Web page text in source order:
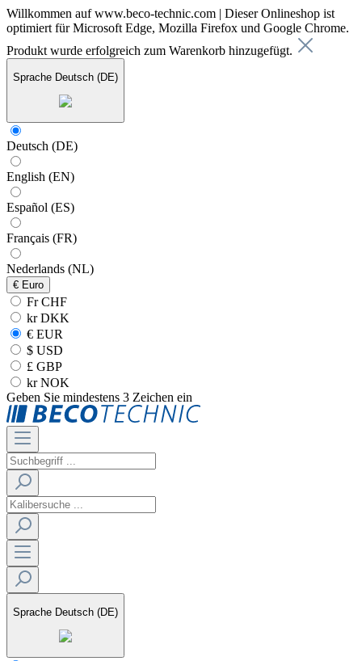
Willkommen auf www.beco-technic.com | Dieser Onlineshop ist
optimiert für Microsoft Edge, Mozilla Firefox und Google Chrome.
Produkt wurde erfolgreich zum Warenkorb hinzugefügt.
Sprache Deutsch (DE)
Deutsch (DE)
English (EN)
Español (ES)
Français (FR)
Nederlands (NL)
€ Euro
Fr CHF
kr DKK
€ EUR
$ USD
£ GBP
kr NOK
Geben Sie mindestens 3 Zeichen ein
Sprache Deutsch (DE)